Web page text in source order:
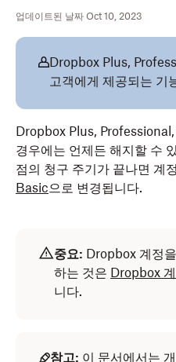
업데이트된 날짜 Oct 10, 2023
Dropbox Plus,
고객에게 제공되는 기
Dropbox Plus,
경우에는 언제든 해지할 수
점의 청구 주기가 끝나면 계
Basic으로 변경됩니다.
중요: Dropbox 계정
하는 것은 Dropbox
니다.
참고: 이 문서에서는